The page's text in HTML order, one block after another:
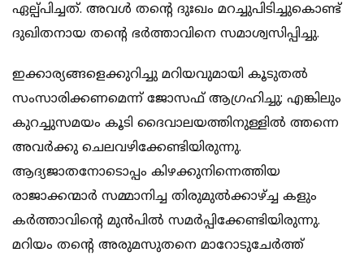
ഏല്പ്പിച്ചത്. അവൾ തന്റെ ദുഃഖം മറച്ചുപിടിച്ചുകൊണ്ട്
ദുഖിതനായ തന്റെ ഭർത്താവിനെ സമാശ്വസിപ്പിച്ചു.
ഇക്കാര്യങ്ങളെക്കുറിച്ചു മറിയവുമായി കൂടുതൽ
സംസാരിക്കണമെന്ന് ജോസഫ് ആഗ്രഹിച്ചു; എങ്കിലും
കുറച്ചുസമയം കൂടി ദൈവാലയത്തിനുള്ളിൽ ത്തന്നെ
അവർക്കു ചെലവഴിക്കേണ്ടിയിരുന്നു.
ആദ്യജാതനോടൊപ്പം കിഴക്കുനിന്നെത്തിയ
രാജാക്കന്മാർ സമ്മാനിച്ച തിരുമുൽക്കാഴ്ച്ച കളും
കർത്താവിന്റെ മുൻപിൽ സമർപ്പിക്കേണ്ടിയിരുന്നു.
മറിയം തന്റെ അരുമസുതനെ മാറോടുചേർത്ത്